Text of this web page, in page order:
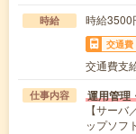
時給 時給
交通費
交通費支
仕事内容 運用管理
【サー
ップソフ